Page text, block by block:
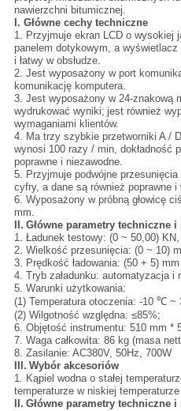
nawierzchni bitumicznej.
I. Główne cechy techniczne
1. Przyjmuje ekran LCD o wysokiej
panelem dotykowym, a
i łatwy w obsłudze.
2. Jest wyposażony w port
komunikację komputera.
3. Jest wyposażony w 24-znakową
wydrukować wyniki; jest również
wymaganiami klientów.
4. Ma trzy szybkie przetworniki A /
wynosi 100 razy / min, dokładność
poprawne i niezawodne.
5. Przyjmuje podwójne
cyfry, a dane są również poprawne i
6. Wyposażony w próbną głowicę
mm.
II. Główne parametry techniczne
1. Ładunek testowy: (0 ~ 50,00)
2. Wielkość przesunięcia: (0 ~ 10)
3. Prędkość ładowania: (50 + 5)
4. Tryb załadunku: automatyzacja i
5. Warunki użytkowania:
(1) Temperatura otoczenia: -10 ℃
(2) Wilgotność względna: ≤85%;
6. Objętość instrumentu: 510 mm *
7. Waga całkowita: 86 kg (masa
8. Zasilanie: AC380V, 50Hz, 700W
III. Wybór akcesoriów
1. Kąpiel wodna o stałej
temperaturze w niskiej temperaturze
II. Główne parametry techniczne